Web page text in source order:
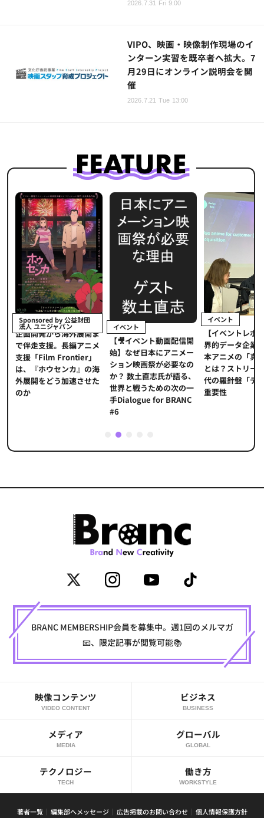
2026.7.31 Fri 9:00
VIPO、映画・映像制作現場のイ
ンターン実習を既卒者へ拡大。7
月29日にオンライン説明会を開
催
2026.7.21 Tue 13:00
財団
展開ま
アニメ
」
』の海
させた
イベント
【🎥イベント動画配信開
始】なぜ日本にアニメー
ション映画祭が必要なの
か？ 数土直志氏が語る、
世界と戦うための次の一
手Dialogue for BRANC
イベント
【イベントレポート】世
界的データ企業が示す日
本アニメの「真の価値」
とは？ストリーミング時
代の羅針盤「データ」の
重要性
インタビ
『私たち
ーサーが
製作のメ
杉本穂高
2
BRANC MEMBERSHIP会員を募集中。週1回のメルマガ
📧、限定記事が閲覧可能📚
映像コンテンツ
VIDEO CONTENT
ビジネス
BUSINESS
メディア
MEDIA
グローバル
GLOBAL
テクノロジー
TECH
働き方
WORKSTYLE
著者一覧 編集部へメッセージ 広告掲載のお問い合わせ 個人情報保護方針